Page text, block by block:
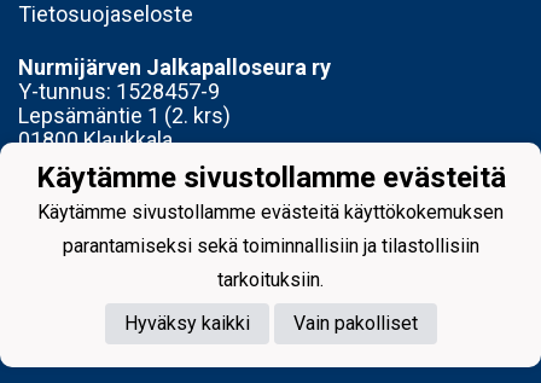
Tietosuojaseloste
Nurmijärven Jalkapalloseura ry
Y-tunnus: 1528457-9
Lepsämäntie 1 (2. krs)
01800 Klaukkala
Toimisto avoinna Ti 14-17 ja To 15-18
Powered by
Käytämme sivustollamme evästeitä
Käytämme sivustollamme evästeitä käyttökokemuksen
parantamiseksi sekä toiminnallisiin ja tilastollisiin
tarkoituksiin.
Hyväksy kaikki
Vain pakolliset